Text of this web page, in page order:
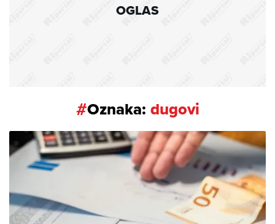
OGLAS
#Oznaka: dugovi